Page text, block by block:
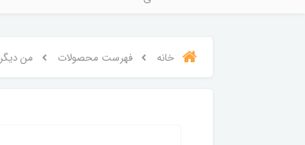
خانه فهرست محصولات من دیگر ما (جلد ۵) کتاب قاب سراب